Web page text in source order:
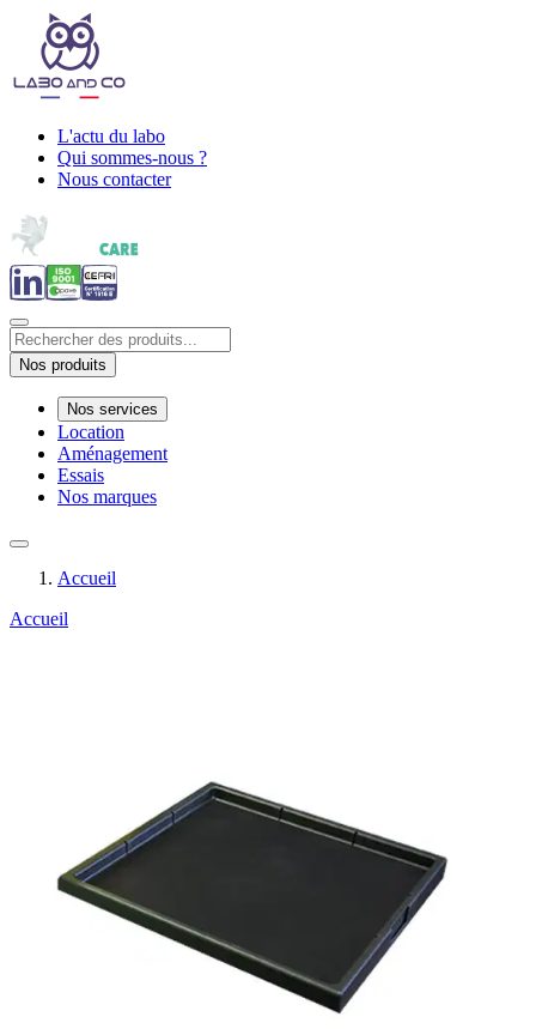
L'actu du labo
Qui sommes-nous ?
Nous contacter
Nos produits
Nos services
Location
Aménagement
Essais
Nos marques
Accueil
Accueil